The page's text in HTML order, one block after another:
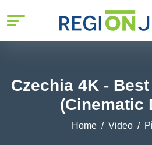
Czechia 4K -
(Cinematic
Home Video